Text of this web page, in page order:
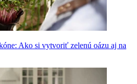
Ako si vytvoriť zelenú oázu aj na